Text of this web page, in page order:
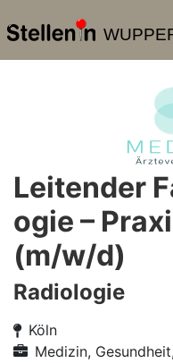
Leitender
ogie –
(m/w/d)
Radiologie
Köln
Medizin,